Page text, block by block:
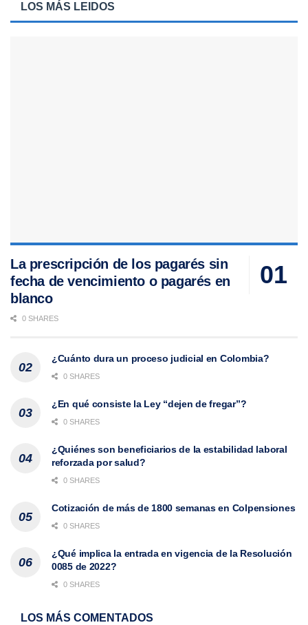
LOS MÁS LEIDOS
La prescripción de los pagarés sin
fecha de vencimiento o pagarés en
blanco
0 SHARES
¿Cuánto dura un proceso judicial en Colombia?
0 SHARES
¿En qué consiste la Ley “dejen de fregar”?
0 SHARES
¿Quiénes son beneficiarios de la estabilidad laboral
reforzada por salud?
0 SHARES
Cotización de más de 1800 semanas en Colpensiones
0 SHARES
¿Qué implica la entrada en vigencia de la Resolución
0085 de 2022?
0 SHARES
LOS MÁS COMENTADOS